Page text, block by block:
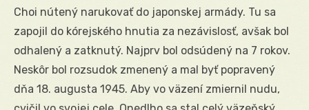
Choi nútený narukovať do japonskej armády. Tu sa
zapojil do kórejského hnutia za nezávislosť, avšak bol
odhalený a zatknutý. Najprv bol odsúdený na 7 rokov.
Neskôr bol rozsudok zmenený a mal byť popravený
dňa 18. augusta 1945. Aby vo väzení zmiernil nudu,